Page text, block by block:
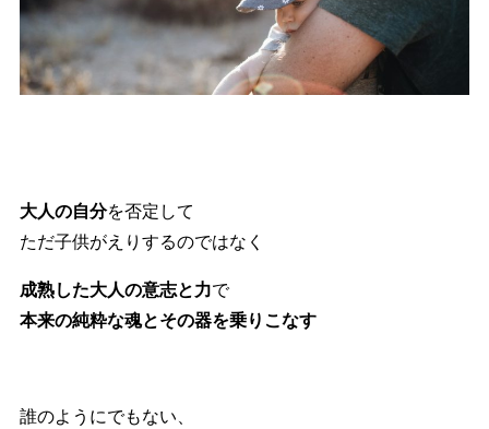
大人の自分を否定して
ただ子供がえりするのではなく
成熟した大人の意志と力で
本来の純粋な魂とその器を乗りこなす
誰のようにでもない、